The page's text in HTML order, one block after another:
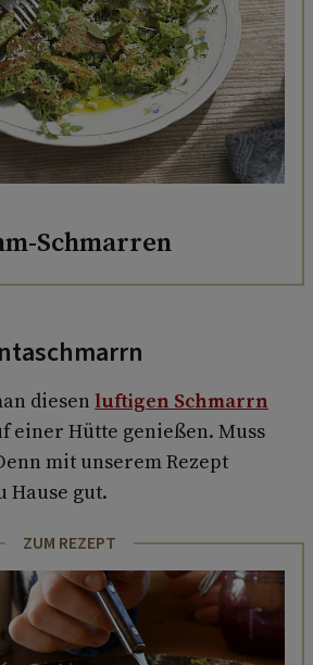
Schmarren
diesen luftigen Schmarrn
einer Hütte genießen. Muss
mit unserem Rezept
Hause gut.
ZUM REZEPT